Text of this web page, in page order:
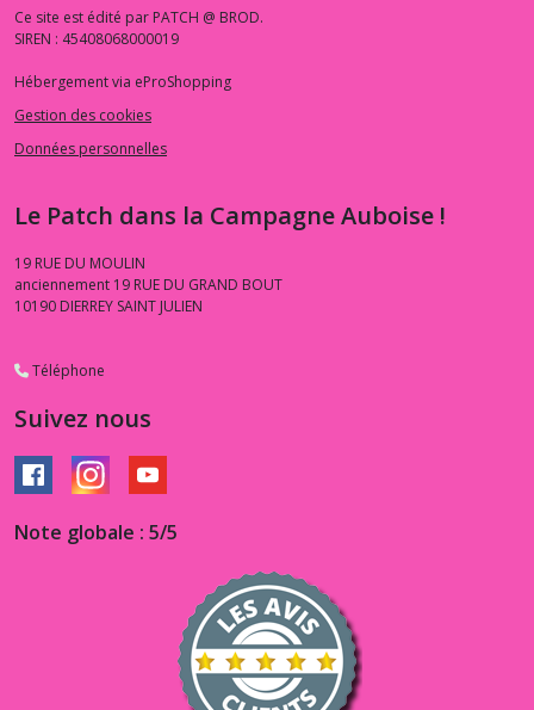
Ce site est édité par PATCH @ BROD.
SIREN : 45408068000019
Hébergement via eProShopping
Gestion des cookies
Données personnelles
Le Patch dans la Campagne Auboise !
19 RUE DU MOULIN
anciennement 19 RUE DU GRAND BOUT
10190 DIERREY SAINT JULIEN
Téléphone
Suivez nous
Note globale : 5/5